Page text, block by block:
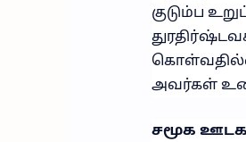
குடும்ப
அவர்கள்
சமூக